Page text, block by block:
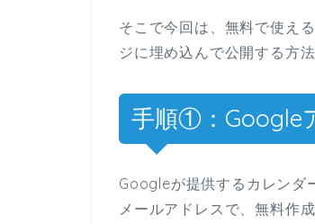
そこで今回は、無料で使え
ジに埋め込んで公開する方
手順①：Google
Googleが提供するカレンダ
メールアドレスで、無料作